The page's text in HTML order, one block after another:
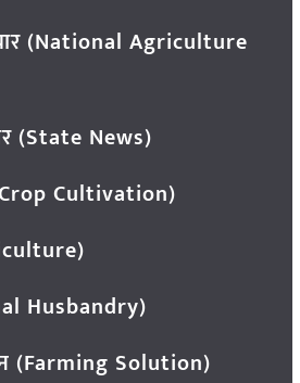
(National Agriculture
(State News)
Cultivation)
Husbandry)
(Farming Solution)